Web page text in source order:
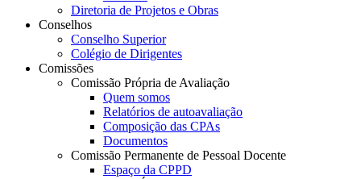
Diretoria de Projetos e Obras
Conselhos
Conselho Superior
Colégio de Dirigentes
Comissões
Comissão Própria de Avaliação
Quem somos
Relatórios de autoavaliação
Composição das CPAs
Documentos
Comissão Permanente de Pessoal Docente
Espaço da CPPD